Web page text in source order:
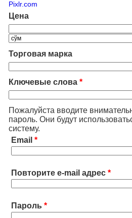
Pixlr.com
Цена
Торговая марка
Ключевые слова *
Пожалуйста вводите
пароль. Они будут
систему.
Email *
Повторите e-mail адрес *
Пароль *